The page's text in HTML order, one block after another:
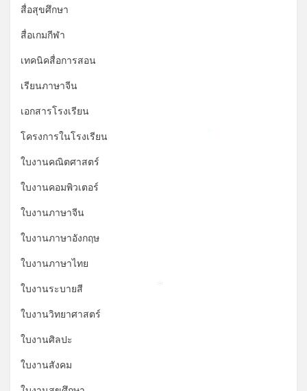
สื่อสุขศึกษา
สื่อเกมกีฬา
เทคนิคสื่อการสอน
เรียนภาษาจีน
เอกสารโรงเรียน
โครงการในโรงเรียน
ใบงานคณิตศาสตร์
ใบงานคอมพิวเตอร์
ใบงานภาษาจีน
ใบงานภาษาอังกฤษ
ใบงานภาษาไทย
ใบงานระบายสี
ใบงานวิทยาศาสตร์
ใบงานศิลปะ
ใบงานสังคม